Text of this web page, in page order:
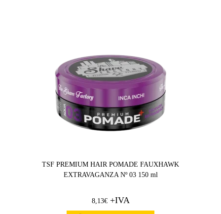
TSF PREMIUM HAIR POMADE FAUXHAWK
EXTRAVAGANZA Nº 03 150 ml
8,13€+IVA